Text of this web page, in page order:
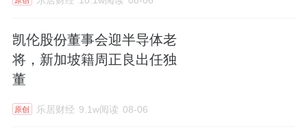
凯伦股份董事会迎半导体老
将，新加坡籍周正良出任独
董
原创 乐居财经 9.1w阅读 08-06